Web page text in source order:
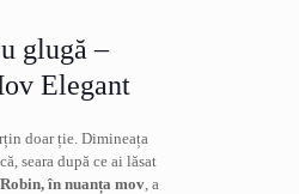
glugă –
Elegant
doar ție. Dimineața
seara după ce ai lăsat
Robin, în nuanța mov, a